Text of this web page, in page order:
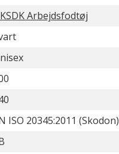
Arbejdsfodtøj
ISO 20345:2011 (Skodon)